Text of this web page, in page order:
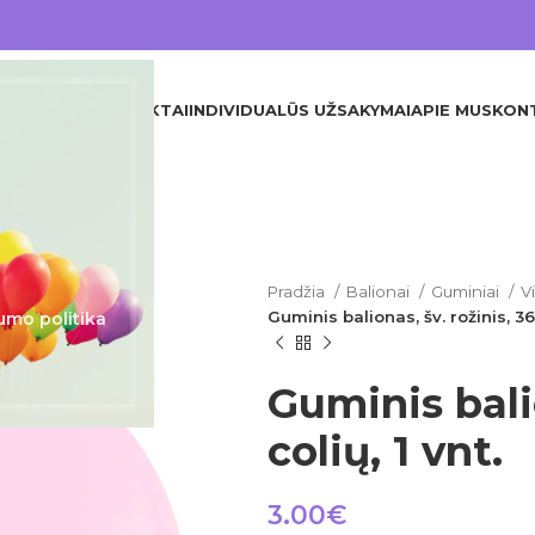
politika
VISI PRODUKTAIINDIVIDUALŪS UŽSAKYMAIAPIE MUS
Pradžia Balionai Guminiai
Guminis balionas, šv. rožinis,
Guminis
colių, 1 vnt.
3.00€